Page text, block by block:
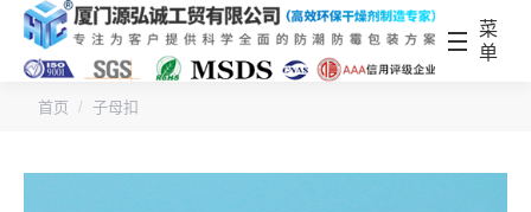
菜
单
您的位置：
首页 子母扣